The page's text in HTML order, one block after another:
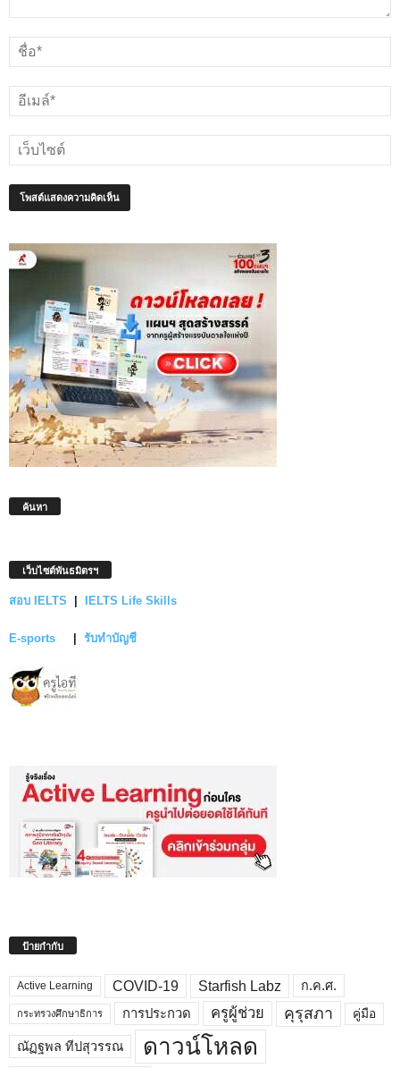
ค้นหา
เว็บไซต์พันธมิตรฯ
สอบ IELTS IELTS Life Skills
E-sports รับทำบัญชี
ป้ายกำกับ
Active Learning COVID-19 Starfish Labz ก.ค.ศ.
กระทรวงศึกษาธิการ การประกวด ครูผู้ช่วย คุรุสภา คู่มือ
ณัฏฐพล ทีปสุวรรณ ดาวน์โหลด